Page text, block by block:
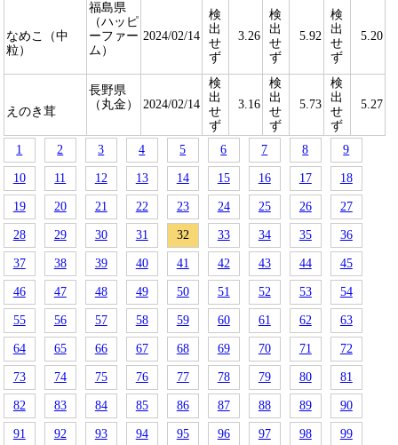
なめこ（中
粒）
福島県
（ハッピ
ーファー
ム）
2024/02/14
検
出
せ
ず
3.26
検
出
せ
ず
5.92
検
出
せ
ず
5.20
えのき茸
長野県
（丸金）
2024/02/14
検
出
せ
ず
3.16
検
出
せ
ず
5.73
検
出
せ
ず
5.27
1 2 3 4 5 6 7 8 9
10 11 12 13 14 15 16 17 18
19 20 21 22 23 24 25 26 27
28 29 30 31 32 33 34 35 36
37 38 39 40 41 42 43 44 45
46 47 48 49 50 51 52 53 54
55 56 57 58 59 60 61 62 63
64 65 66 67 68 69 70 71 72
73 74 75 76 77 78 79 80 81
82 83 84 85 86 87 88 89 90
91 92 93 94 95 96 97 98 99